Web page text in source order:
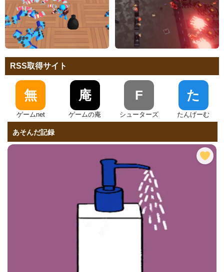
RSS取得サイト
無
ゲームnet
庵
ゲームの庵
F
シューターズ
た
たんげーむ
あそんだ記録